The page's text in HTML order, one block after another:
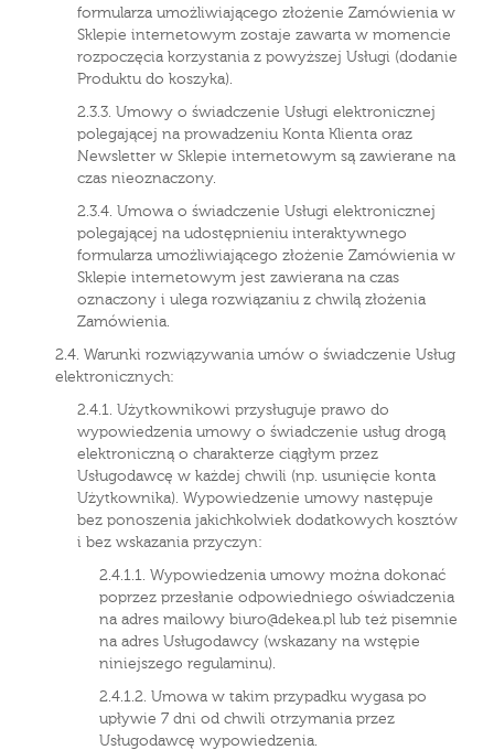
formularza umożliwiającego złożenie Zamówienia w
Sklepie internetowym zostaje zawarta w momencie
rozpoczęcia korzystania z powyższej Usługi (dodanie
Produktu do koszyka).
2.3.3. Umowy o świadczenie Usługi elektronicznej
polegającej na prowadzeniu Konta Klienta oraz
Newsletter w Sklepie internetowym są zawierane na
czas nieoznaczony.
2.3.4. Umowa o świadczenie Usługi elektronicznej
polegającej na udostępnieniu interaktywnego
formularza umożliwiającego złożenie Zamówienia w
Sklepie internetowym jest zawierana na czas
oznaczony i ulega rozwiązaniu z chwilą złożenia
Zamówienia.
2.4. Warunki rozwiązywania umów o świadczenie Usług
elektronicznych:
2.4.1. Użytkownikowi przysługuje prawo do
wypowiedzenia umowy o świadczenie usług drogą
elektroniczną o charakterze ciągłym przez
Usługodawcę w każdej chwili (np. usunięcie konta
Użytkownika). Wypowiedzenie umowy następuje
bez ponoszenia jakichkolwiek dodatkowych kosztów
i bez wskazania przyczyn:
2.4.1.1. Wypowiedzenia umowy można dokonać
poprzez przesłanie odpowiedniego oświadczenia
na adres mailowy biuro@dekea.pl lub też pisemnie
na adres Usługodawcy (wskazany na wstępie
niniejszego regulaminu).
2.4.1.2. Umowa w takim przypadku wygasa po
upływie 7 dni od chwili otrzymania przez
Usługodawcę wypowiedzenia.